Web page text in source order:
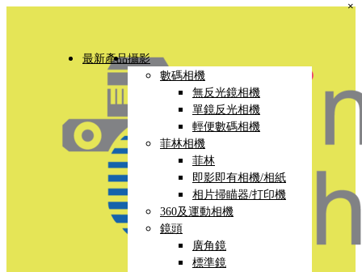
最新產品攝影
數碼相機
無反光鏡相機
單鏡反光相機
輕便數碼相機
菲林相機
菲林
即影即有相機/相紙
相片掃瞄器/打印機
360及運動相機
鏡頭
廣角鏡
標準鏡
×